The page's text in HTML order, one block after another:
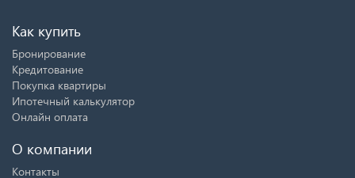
Как купить
Бронирование
Кредитование
Покупка квартиры
Ипотечный калькулятор
Онлайн оплата
О компании
Контакты